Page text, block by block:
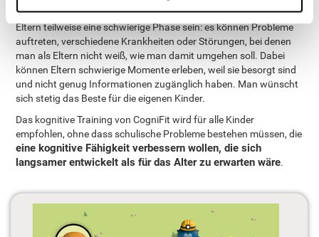
Die Kindheit der eigenen Tochter oder des eigenen Sohns kann für
Eltern teilweise eine schwierige Phase sein: es können Probleme
auftreten, verschiedene Krankheiten oder Störungen, bei denen
man als Eltern nicht weiß, wie man damit umgehen soll. Dabei
können Eltern schwierige Momente erleben, weil sie besorgt sind
und nicht genug Informationen zugänglich haben. Man wünscht
sich stetig das Beste für die eigenen Kinder.
Das kognitive Training von CogniFit wird für alle Kinder
empfohlen, ohne dass schulische Probleme bestehen müssen, die
eine kognitive Fähigkeit verbessern wollen, die sich
langsamer entwickelt als für das Alter zu erwarten wäre.